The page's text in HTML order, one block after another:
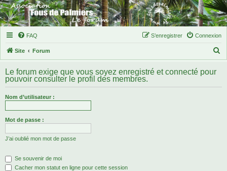
FAQ Connexion
S’enregistrer
Site Forum
h
Le forum exige que vous soyez enregistré et connecté pour
pouvoir consulter le profil des membres.
Nom d’utilisateur :
Mot de passe :
J’ai oublié mon mot de passe
Se souvenir de moi
Cacher mon statut en ligne pour cette session